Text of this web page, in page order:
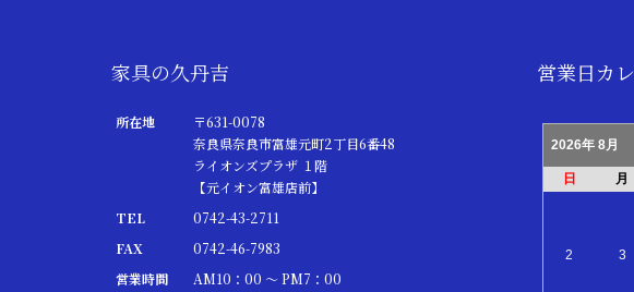
家具の久丹吉
所在地
〒631-0078
奈良県奈良市富雄元町2丁目6番48
ライオンズプラザ １階
【元イオン富雄店前】
TEL
0742-43-2711
FAX
0742-46-7983
営業時間
AM10：00 ～ PM7：00
営業日カ
2026年 8月
日 月
2 3